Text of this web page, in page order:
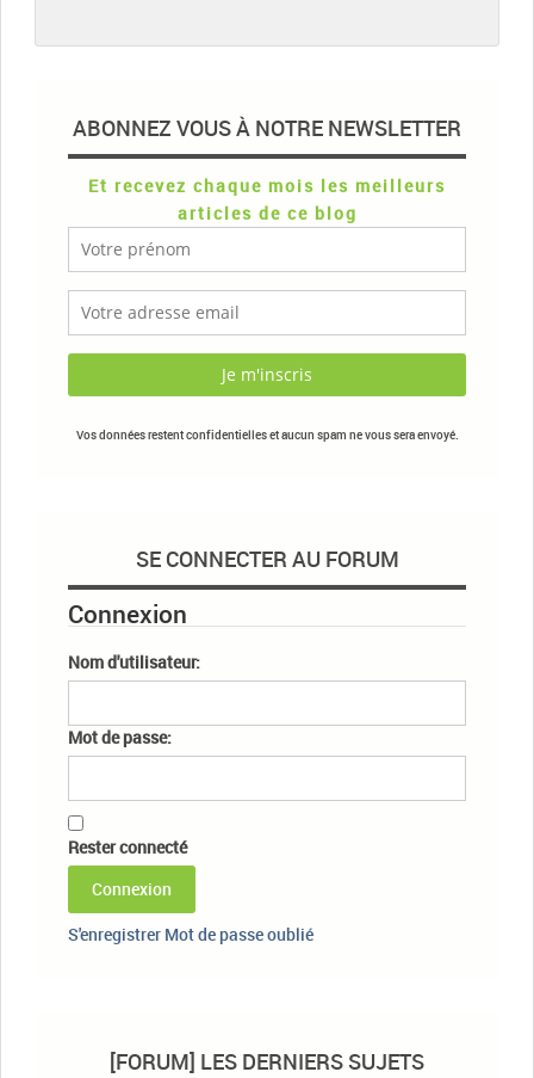
ABONNEZ VOUS À NOTRE NEWSLETTER
Et recevez chaque mois les meilleurs
articles de ce blog
Vos données restent confidentielles et aucun spam ne vous sera envoyé.
SE CONNECTER AU FORUM
Connexion
Nom d'utilisateur:
Mot de passe:
Rester connecté
Connexion
S'enregistrer Mot de passe oublié
[FORUM] LES DERNIERS SUJETS